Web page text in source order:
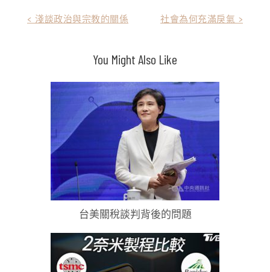
< 淺談政治與宗教的關係 社會為何充滿戾氣 >
You Might Also Like
台美關稅談判背後的問題